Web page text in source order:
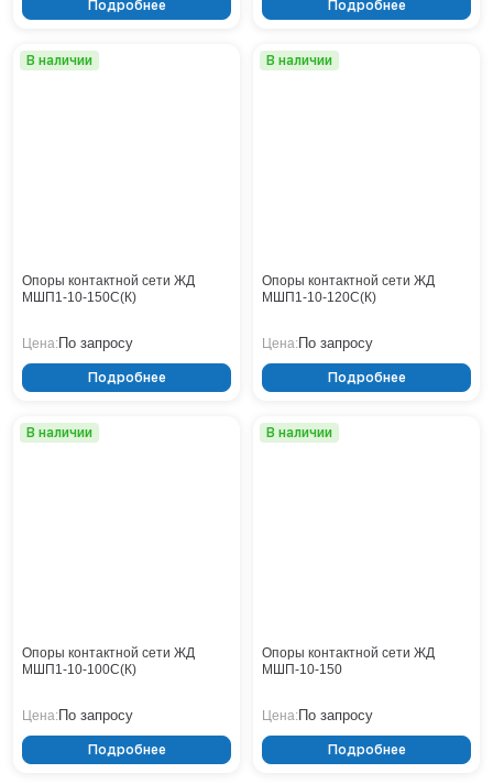
Подробнее Подробнее
В наличии
Опоры контактной сети ЖД
МШП1-10-150С(К)
Цена:По запросу
Подробнее
В наличии
Опоры контактной сети ЖД
МШП1-10-120С(К)
Цена:По запросу
Подробнее
В наличии
Опоры контактной сети ЖД
МШП1-10-100С(К)
Цена:По запросу
Подробнее
В наличии
Опоры контактной сети ЖД
МШП-10-150
Цена:По запросу
Подробнее